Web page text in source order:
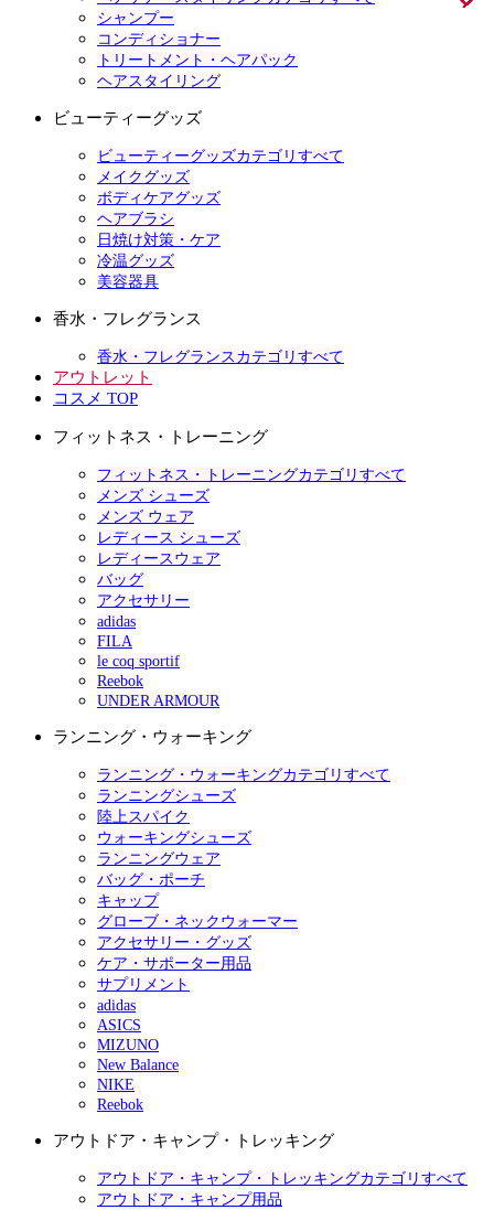
シャンプー
コンディショナー
トリートメント・ヘアパック
ヘアスタイリング
ビューティーグッズ
ビューティーグッズカテゴリすべて
メイクグッズ
ボディケアグッズ
ヘアブラシ
日焼け対策・ケア
冷温グッズ
美容器具
香水・フレグランス
香水・フレグランスカテゴリすべて
アウトレット
コスメ TOP
フィットネス・トレーニング
フィットネス・トレーニングカテゴリすべて
メンズ シューズ
メンズ ウェア
レディース シューズ
レディースウェア
バッグ
アクセサリー
adidas
FILA
le coq sportif
Reebok
UNDER ARMOUR
ランニング・ウォーキング
ランニング・ウォーキングカテゴリすべて
ランニングシューズ
陸上スパイク
ウォーキングシューズ
ランニングウェア
バッグ・ポーチ
キャップ
グローブ・ネックウォーマー
アクセサリー・グッズ
ケア・サポーター用品
サプリメント
adidas
ASICS
MIZUNO
New Balance
NIKE
Reebok
アウトドア・キャンプ・トレッキング
アウトドア・キャンプ・トレッキングカテゴリすべて
アウトドア・キャンプ用品